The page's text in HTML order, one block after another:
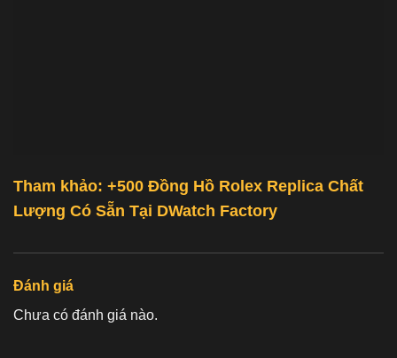
Tham khảo: +500 Đồng Hồ Rolex Replica Chất
Lượng Có Sẵn Tại DWatch Factory
Đánh giá
Chưa có đánh giá nào.